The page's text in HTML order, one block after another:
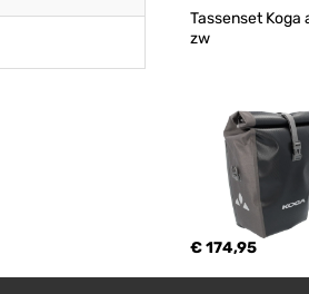
Tassenset Koga
zw
€ 174,95